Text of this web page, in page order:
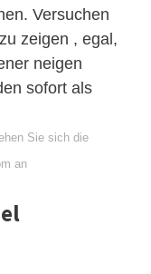
Versuchen
zeigen , egal,
neigen
sofort als
Sie sich die
an